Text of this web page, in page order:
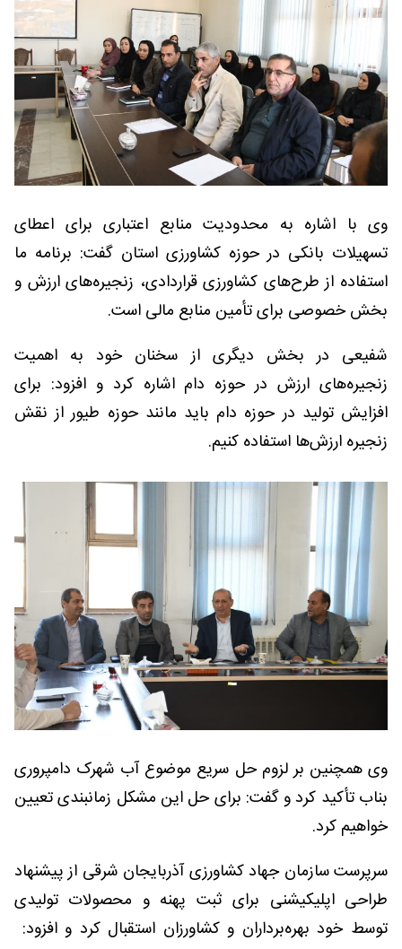
وی با اشاره به محدودیت منابع اعتباری برای اعطای
تسهیلات بانکی در حوزه کشاورزی استان گفت: برنامه ما
استفاده از طرح‌های کشاورزی قراردادی، زنجیره‌های ارزش و
بخش خصوصی برای تأمین منابع مالی است.
شفیعی در بخش دیگری از سخنان خود به اهمیت
زنجیره‌های ارزش در حوزه دام اشاره کرد و افزود: برای
افزایش تولید در حوزه دام باید مانند حوزه طیور از نقش
زنجیره ارزش‌ها استفاده کنیم.
وی همچنین بر لزوم حل سریع موضوع آب شهرک دامپروری
بناب تأکید کرد و گفت: برای حل این مشکل زمانبندی تعیین
خواهیم کرد.
سرپرست سازمان جهاد کشاورزی آذربایجان شرقی از پیشنهاد
طراحی اپلیکیشنی برای ثبت پهنه و محصولات تولیدی
توسط خود بهره‌برداران و کشاورزان استقبال کرد و افزود: